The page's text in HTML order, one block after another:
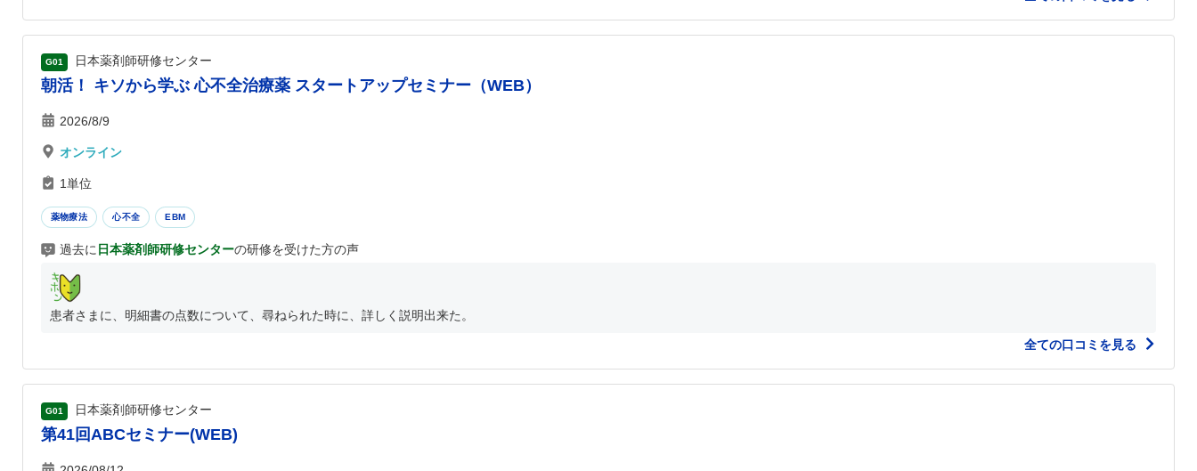
G01 日本薬剤師研修センター
朝活！ キソから学ぶ 心不全治療薬 スタートアップセミナー（WEB）
2026/8/9
オンライン
1単位
薬物療法 心不全 EBM
過去に 日本薬剤師研修センターの研修を受けた方の声
患者さまに、明細書の点数について、尋ねられた時に、詳しく説明出来た。
全ての口コミを見る
G01 日本薬剤師研修センター
第41回ABCセミナー(WEB)